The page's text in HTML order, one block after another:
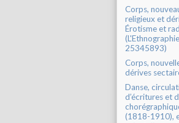
Corps,
religieux et
Érotisme et
25345893)
Corps,
dérives
Danse,
d’écritures et
(1818-1910),